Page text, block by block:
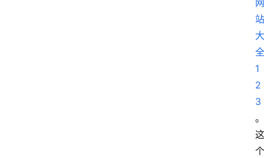
网
站
大
全
1
2
3
。
这
个